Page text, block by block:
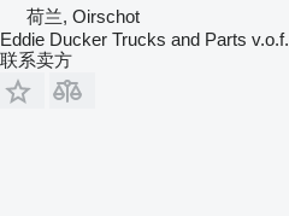
荷兰, Oirschot
Eddie Ducker Trucks and Parts v.o.f.
联系卖方